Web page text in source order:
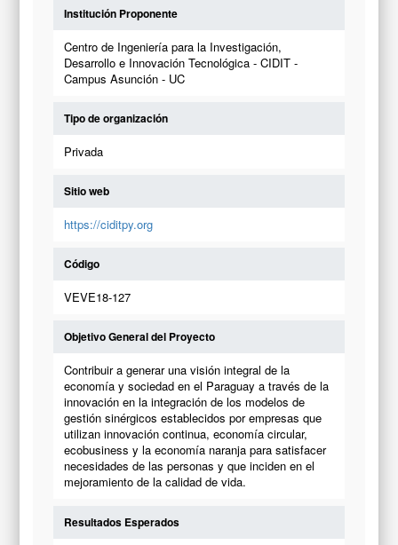
Institución Proponente
Centro de Ingeniería para la Investigación,
Desarrollo e Innovación Tecnológica - CIDIT -
Campus Asunción - UC
Tipo de organización
Privada
Sitio web
https://ciditpy.org
Código
VEVE18-127
Objetivo General del Proyecto
Contribuir a generar una visión integral de la
economía y sociedad en el Paraguay a través de la
innovación en la integración de los modelos de
gestión sinérgicos establecidos por empresas que
utilizan innovación continua, economía circular,
ecobusiness y la economía naranja para satisfacer
necesidades de las personas y que inciden en el
mejoramiento de la calidad de vida.
Resultados Esperados